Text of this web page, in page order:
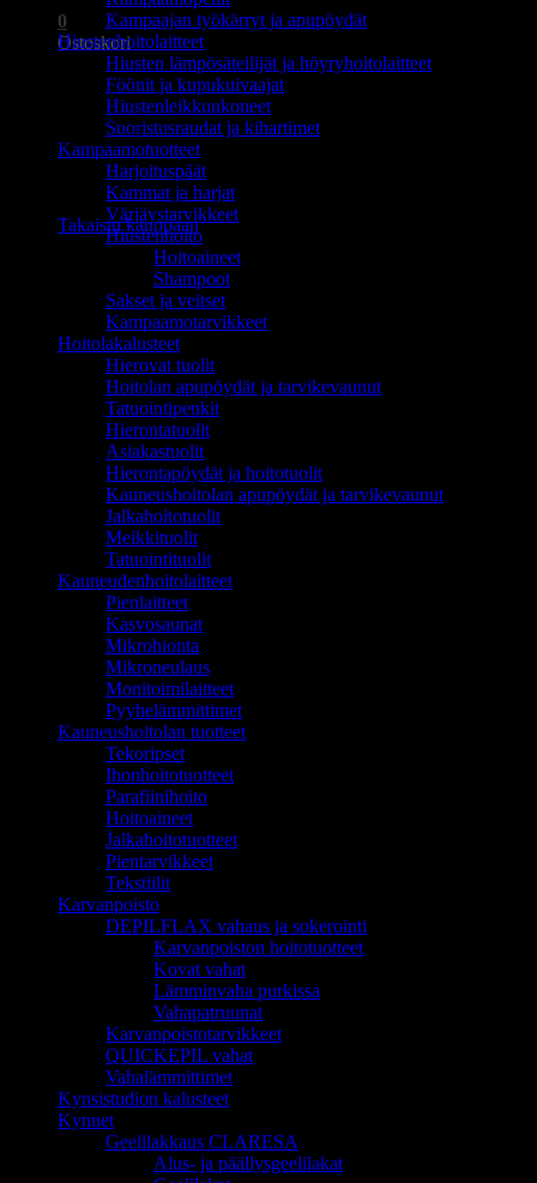
0
Ostoskori
Ostoskori on tyhjä.
Takaisin kauppaan
Kampaajan työkärryt ja apupöydät
Hiustenhoitolaitteet
Hiusten lämpösäteilijät ja höyryhoitolaitteet
Föönit ja kupukuivaajat
Hiustenleikkuukoneet
Suoristusraudat ja kihartimet
Kampaamotuotteet
Harjoituspäät
Kammat ja harjat
Värjäystarvikkeet
Hiustenhoito
Hoitoaineet
Shampoot
Sakset ja veitset
Kampaamotarvikkeet
Hoitolakalusteet
Hierovat tuolit
Hoitolan apupöydät ja tarvikevaunut
Tatuointipenkit
Hierontatuolit
Asiakastuolit
Hierontapöydät ja hoitotuolit
Kauneushoitolan apupöydät ja tarvikevaunut
Jalkahoitotuolit
Meikkituolit
Tatuointituolit
Kauneudenhoitolaitteet
Pienlaitteet
Kasvosaunat
Mikrohionta
Mikroneulaus
Monitoimilaitteet
Pyyhelämmittimet
Kauneushoitolan tuotteet
Tekoripset
Ihonhoitotuotteet
Parafiinihoito
Hoitoaineet
Jalkahoitotuotteet
Pientarvikkeet
Tekstiilit
Karvanpoisto
DEPILFLAX vahaus ja sokerointi
Karvanpoiston hoitotuotteet
Kovat vahat
Lämminvaha purkissa
Vahapatruunat
Karvanpoistotarvikkeet
QUICKEPIL vahat
Vahalämmittimet
Kynsistudion kalusteet
Kynnet
Geelilakkaus CLARESA
Alus- ja päällysgeelilakat